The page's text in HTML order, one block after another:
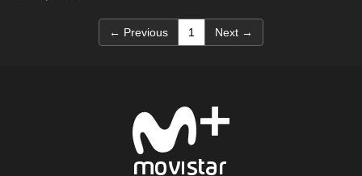
← Previous 1 (current)
Next →